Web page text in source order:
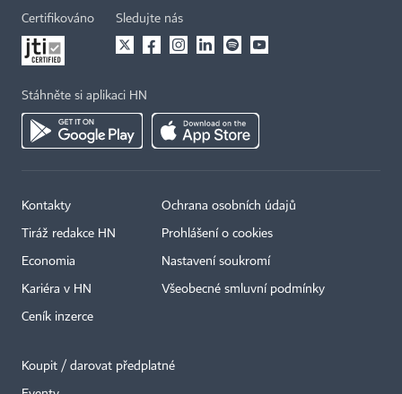
Certifikováno Sledujte nás
Stáhněte si aplikaci HN
Kontakty
Tiráž redakce HN
Economia
Kariéra v HN
Ceník inzerce
Ochrana osobních údajů
Prohlášení o cookies
Nastavení soukromí
Všeobecné smluvní podmínky
Koupit / darovat předplatné